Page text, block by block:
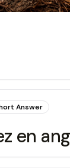
Answer
en